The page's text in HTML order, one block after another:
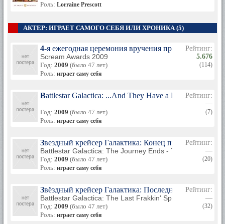
Роль: Lorraine Prescott
АКТЕР: ИГРАЕТ САМОГО СЕБЯ ИЛИ ХРОНИКА (5)
4-я ежегодная церемония вручения премии Scream
Scream Awards 2009
Год: 2009 (было 47 лет)
Роль: играет саму себя
Рейтинг:
5.676
(114)
Battlestar Galactica: ...And They Have a Plan
Год: 2009 (было 47 лет)
Роль: играет саму себя
Рейтинг:
—
(7)
Звездный крейсер Галактика: Конец пути –
Battlestar Galactica: The Journey Ends - The Arrival
Год: 2009 (было 47 лет)
Роль: играет саму себя
Рейтинг:
—
(20)
Звёздный крейсер Галактика: Последний
Battlestar Galactica: The Last Frakkin' Special
Год: 2009 (было 47 лет)
Роль: играет саму себя
Рейтинг:
—
(32)